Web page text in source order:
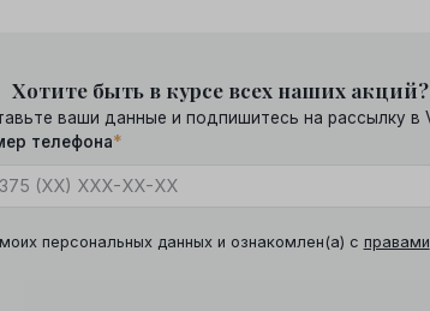
Хотите быть в курсе всех наших акций?
ваши данные и подпишитесь на рассылку в
телефона*
персональных данных и ознакомлен(а) с правами